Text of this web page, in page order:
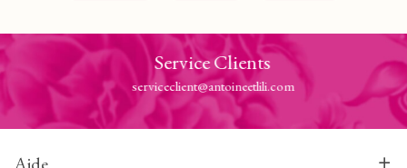
Service Clients
serviceclient@antoineetlili.com
Aide